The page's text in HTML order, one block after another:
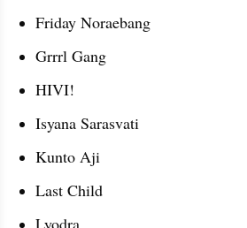
Friday Noraebang
Grrrl Gang
HIVI!
Isyana Sarasvati
Kunto Aji
Last Child
Lyodra